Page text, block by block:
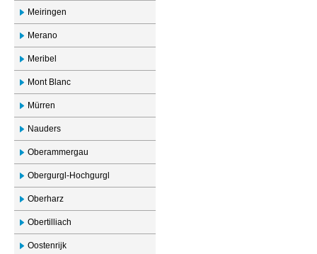
Meiringen
Merano
Meribel
Mont Blanc
Mürren
Nauders
Oberammergau
Obergurgl-Hochgurgl
Oberharz
Obertilliach
Oostenrijk